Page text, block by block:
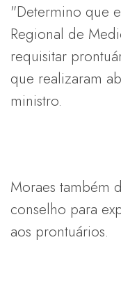
"Determino que
Regional de
requisitar
que realizaram
ministro.
Moraes também
conselho para
aos prontuários.